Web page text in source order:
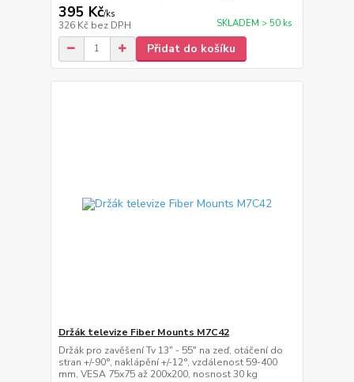
395 Kč/ks
326 Kč bez DPH SKLADEM > 50 ks
Přidat do košíku
Držák televize Fiber Mounts M7C42
Držák pro zavěšení Tv 13" - 55" na zeď, otáčení do
stran +/-90°, naklápění +/-12°, vzdálenost 59-400
mm, VESA 75x75 až 200x200, nosnost 30 kg